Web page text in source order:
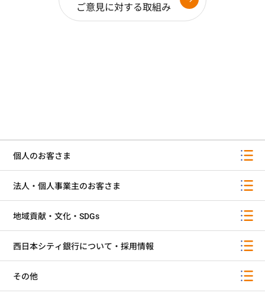
ご意見に対する取組み
個人のお客さま
法人・個人事業主のお客さま
地域貢献・文化・SDGs
西日本シティ銀行について・採用情報
その他